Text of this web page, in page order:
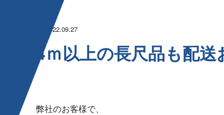
2022.09.27
4ｍ以上の長尺品も配送
弊社のお 客 様 で 、